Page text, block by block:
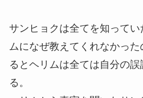
サンヒョクは全てを知ってい
ムになぜ教えてくれなかっ
るとヘリムは全ては自分の
る。